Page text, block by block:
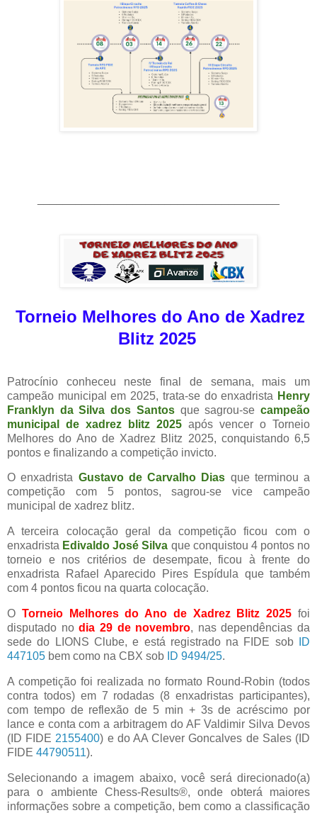
Torneio Melhores do Ano de Xadrez
Blitz 2025
Patrocínio conheceu neste final de semana, mais um
campeão municipal em 2025, trata-se do enxadrista Henry
Franklyn da Silva dos Santosque sagrou-secampeão
municipal de xadrez blitz 2025 após vencer o Torneio
Melhores do Ano de Xadrez Blitz 2025, conquistando 6,5
pontos e finalizando a competição invicto.
O enxadrista Gustavo de Carvalho Dias que terminou a
competição com 5 pontos, sagrou-se vice campeão
municipal de xadrez blitz.
A terceira colocação geral da competição ficou com o
enxadrista Edivaldo José Silva que conquistou 4 pontos no
torneio e nos critérios de desempate, ficou à frente do
enxadrista Rafael Aparecido Pires Espídula que também
com 4 pontos ficou na quarta colocação.
O Torneio Melhores do Ano de Xadrez Blitz 2025 foi
disputado nodia 29 de novembro, nas dependências da
sede do LIONS Clube,e está registrado na FIDE sob
ID
447105 bem como na CBX sob ID 9494/25.
A competição foi realizada no formato Round-Robin (todos
contra todos) em 7 rodadas (8 enxadristas participantes),
com tempo de reflexão de 5 min + 3s de acréscimo por
lance e conta com a arbitragem do AF Valdimir Silva Devos
(ID FIDE 2155400) e do AA Clever Goncalves de Sales (ID
FIDE 44790511).
Selecionando a imagem abaixo, você será direcionado(a)
para o ambiente Chess-Results®, onde obterá maiores
informações sobre a competição, bem como a classificação